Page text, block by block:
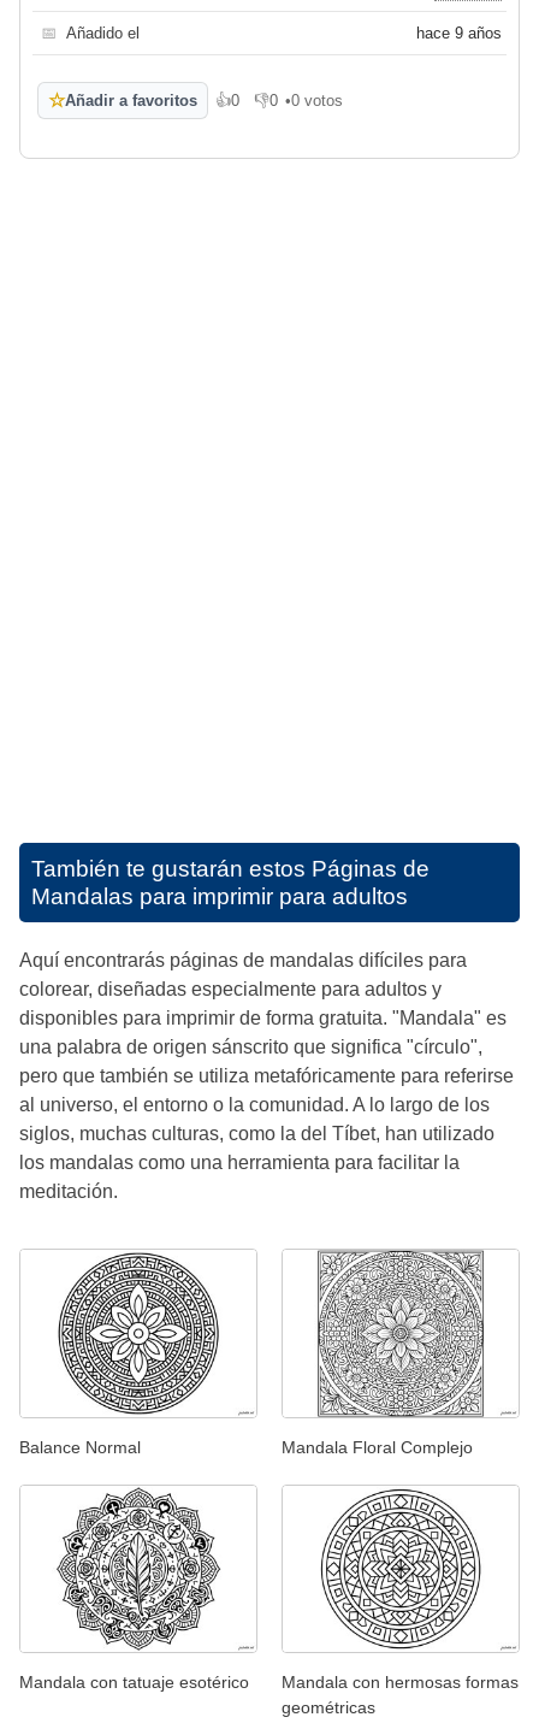
📅 Añadido el hace 9 años
☆Añadir a favoritos 👍0
Me gusta
👎0
No me gusta
•0 votos
También te gustarán estos Páginas de
Mandalas para imprimir para adultos
Aquí encontrarás páginas de mandalas difíciles para
colorear, diseñadas especialmente para adultos y
disponibles para imprimir de forma gratuita. "Mandala" es
una palabra de origen sánscrito que significa "círculo",
pero que también se utiliza metafóricamente para referirse
al universo, el entorno o la comunidad. A lo largo de los
siglos, muchas culturas, como la del Tíbet, han utilizado
los mandalas como una herramienta para facilitar la
meditación.
Balance Normal Mandala Floral Complejo
Mandala con tatuaje esotérico
Mandala con hermosas formas
geométricas